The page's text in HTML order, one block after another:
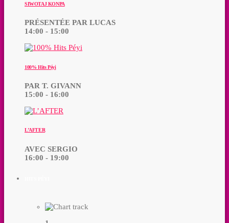
SIWOTAJ KONPA
PRÉSENTÉE PAR LUCAS
14:00 - 15:00
100% Hits Péyi
PAR T. GIVANN
15:00 - 16:00
L’AFTER
AVEC SERGIO
16:00 - 19:00